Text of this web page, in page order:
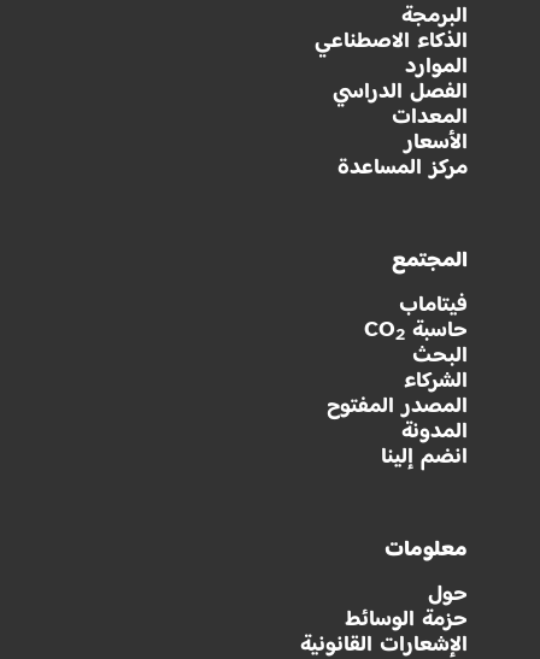
البرمجة
الذكاء الاصطناعي
الموارد
الفصل الدراسي
المعدات
الأسعار
مركز المساعدة
المجتمع
فيتاماب
حاسبة CO 2
البحث
الشركاء
المصدر المفتوح
المدونة
انضم إلينا
معلومات
حول
حزمة الوسائط
الإشعارات القانونية